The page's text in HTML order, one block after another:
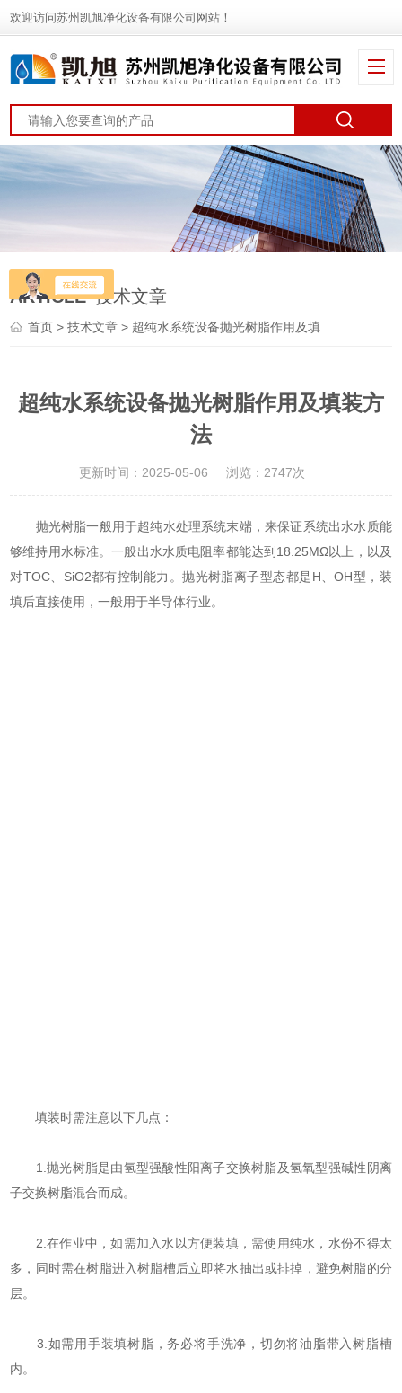
欢迎访问苏州凯旭净化设备有限公司网站！
ARTICLE 技术文章
首页 >技术文章 > 超纯水系统设备抛光树脂作用及填装方法
超纯水系统设备抛光树脂作用及填装方
法
更新时间：2025-05-06 浏览：2747次
抛光树脂一般用于超纯水处理系统末端，来保证系统出水水质能
够维持用水标准。一般出水水质电阻率都能达到18.25MΩ以上，以及
对TOC、SiO2都有控制能力。抛光树脂离子型态都是H、OH型，装
填后直接使用，一般用于半导体行业。
填装时需注意以下几点：
1.抛光树脂是由氢型强酸性阳离子交换树脂及氢氧型强碱性阴离
子交换树脂混合而成。
2.在作业中，如需加入水以方便装填，需使用纯水，水份不得太
多，同时需在树脂进入树脂槽后立即将水抽出或排掉，避免树脂的分
层。
3.如需用手装填树脂，务必将手洗净，切勿将油脂带入树脂槽
内。